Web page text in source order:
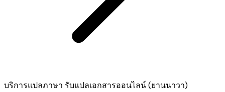
บริการแปลภาษา รับแปลเอกสารออนไลน์ (ยานนาวา)